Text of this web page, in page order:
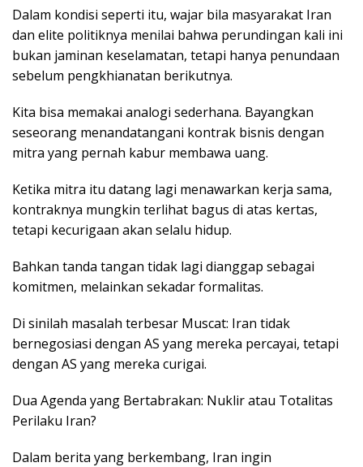
Dalam kondisi seperti itu, wajar bila masyarakat Iran
dan elite politiknya menilai bahwa perundingan kali ini
bukan jaminan keselamatan, tetapi hanya penundaan
sebelum pengkhianatan berikutnya.
Kita bisa memakai analogi sederhana. Bayangkan
seseorang menandatangani kontrak bisnis dengan
mitra yang pernah kabur membawa uang.
Ketika mitra itu datang lagi menawarkan kerja sama,
kontraknya mungkin terlihat bagus di atas kertas,
tetapi kecurigaan akan selalu hidup.
Bahkan tanda tangan tidak lagi dianggap sebagai
komitmen, melainkan sekadar formalitas.
Di sinilah masalah terbesar Muscat: Iran tidak
bernegosiasi dengan AS yang mereka percayai, tetapi
dengan AS yang mereka curigai.
Dua Agenda yang Bertabrakan: Nuklir atau Totalitas
Perilaku Iran?
Dalam berita yang berkembang, Iran ingin